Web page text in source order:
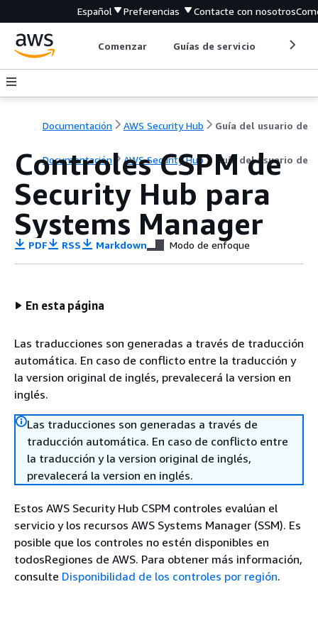
Español Preferencias Contacte con nosotros
Comenzar Guías de servicio
Documentación AWS Security Hub Guía del usuario de
Documentación AWS Security Hub Guía del usuario de
Controles CSPM de
Security Hub para
Systems Manager
PDF RSS Markdown Modo de enfoque
En esta página
Las traducciones son generadas a través de traducción
automática. En caso de conflicto entre la traducción y
la version original de inglés, prevalecerá la version en
inglés.
Las traducciones son generadas a través de
traducción automática. En caso de conflicto entre
la traducción y la version original de inglés,
prevalecerá la version en inglés.
Estos AWS Security Hub CSPM controles evalúan el
servicio y los recursos AWS Systems Manager (SSM). Es
posible que los controles no estén disponibles en
todosRegiones de AWS. Para obtener más información,
consulte Disponibilidad de los controles por región.